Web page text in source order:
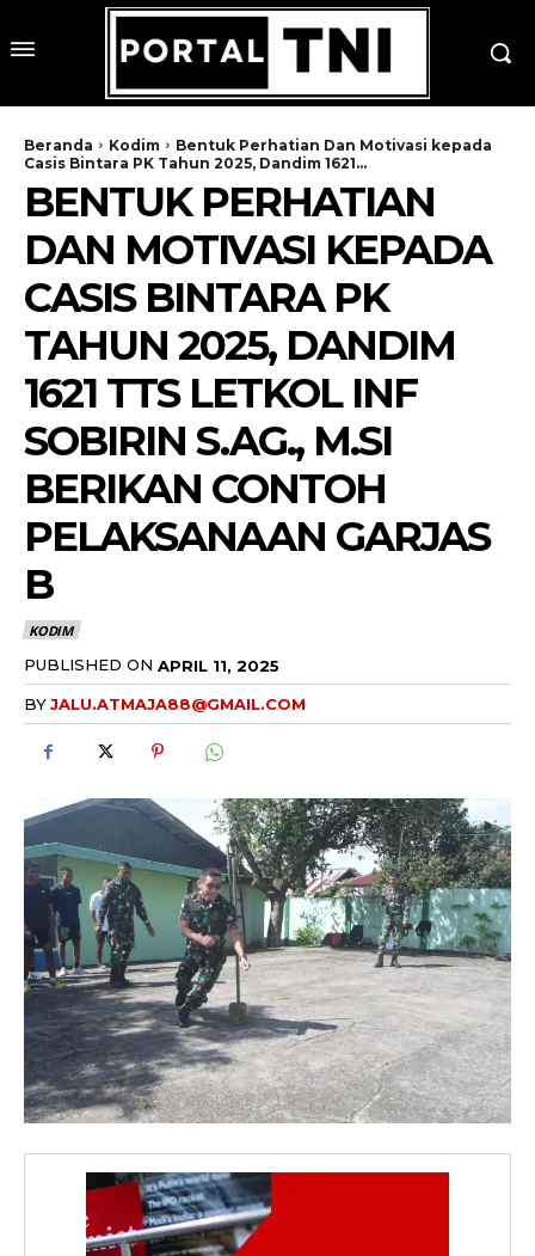
Beranda Kodim
Bentuk Perhatian Dan Motivasi kepada
Casis Bintara PK Tahun 2025, Dandim 1621...
BENTUK PERHATIAN
DAN MOTIVASI KEPADA
CASIS BINTARA PK
TAHUN 2025, DANDIM
1621 TTS LETKOL INF
SOBIRIN S.AG., M.SI
BERIKAN CONTOH
PELAKSANAAN GARJAS
B
KODIM
PUBLISHED ON APRIL 11, 2025
BYJALU.ATMAJA88@GMAIL.COM